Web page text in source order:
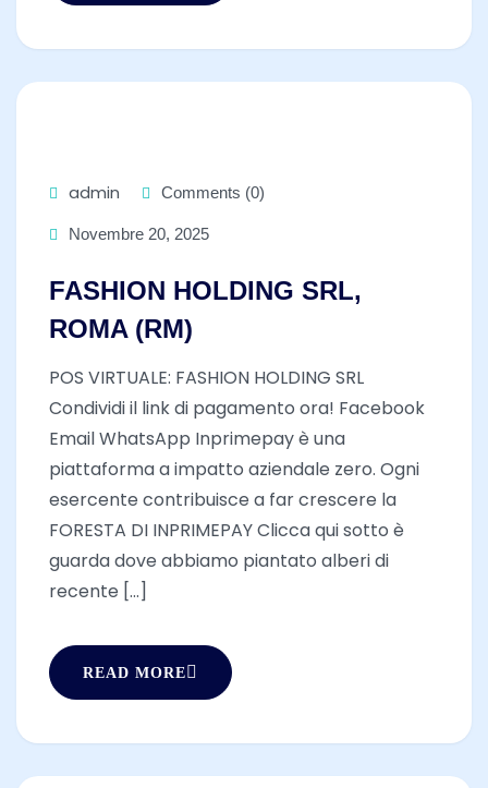
admin Comments (0)
Novembre 20, 2025
FASHION HOLDING SRL,
ROMA (RM)
POS VIRTUALE: FASHION HOLDING SRL
Condividi il link di pagamento ora! Facebook
Email WhatsApp Inprimepay è una
piattaforma a impatto aziendale zero. Ogni
esercente contribuisce a far crescere la
FORESTA DI INPRIMEPAY Clicca qui sotto è
guarda dove abbiamo piantato alberi di
recente [...]
READ MORE